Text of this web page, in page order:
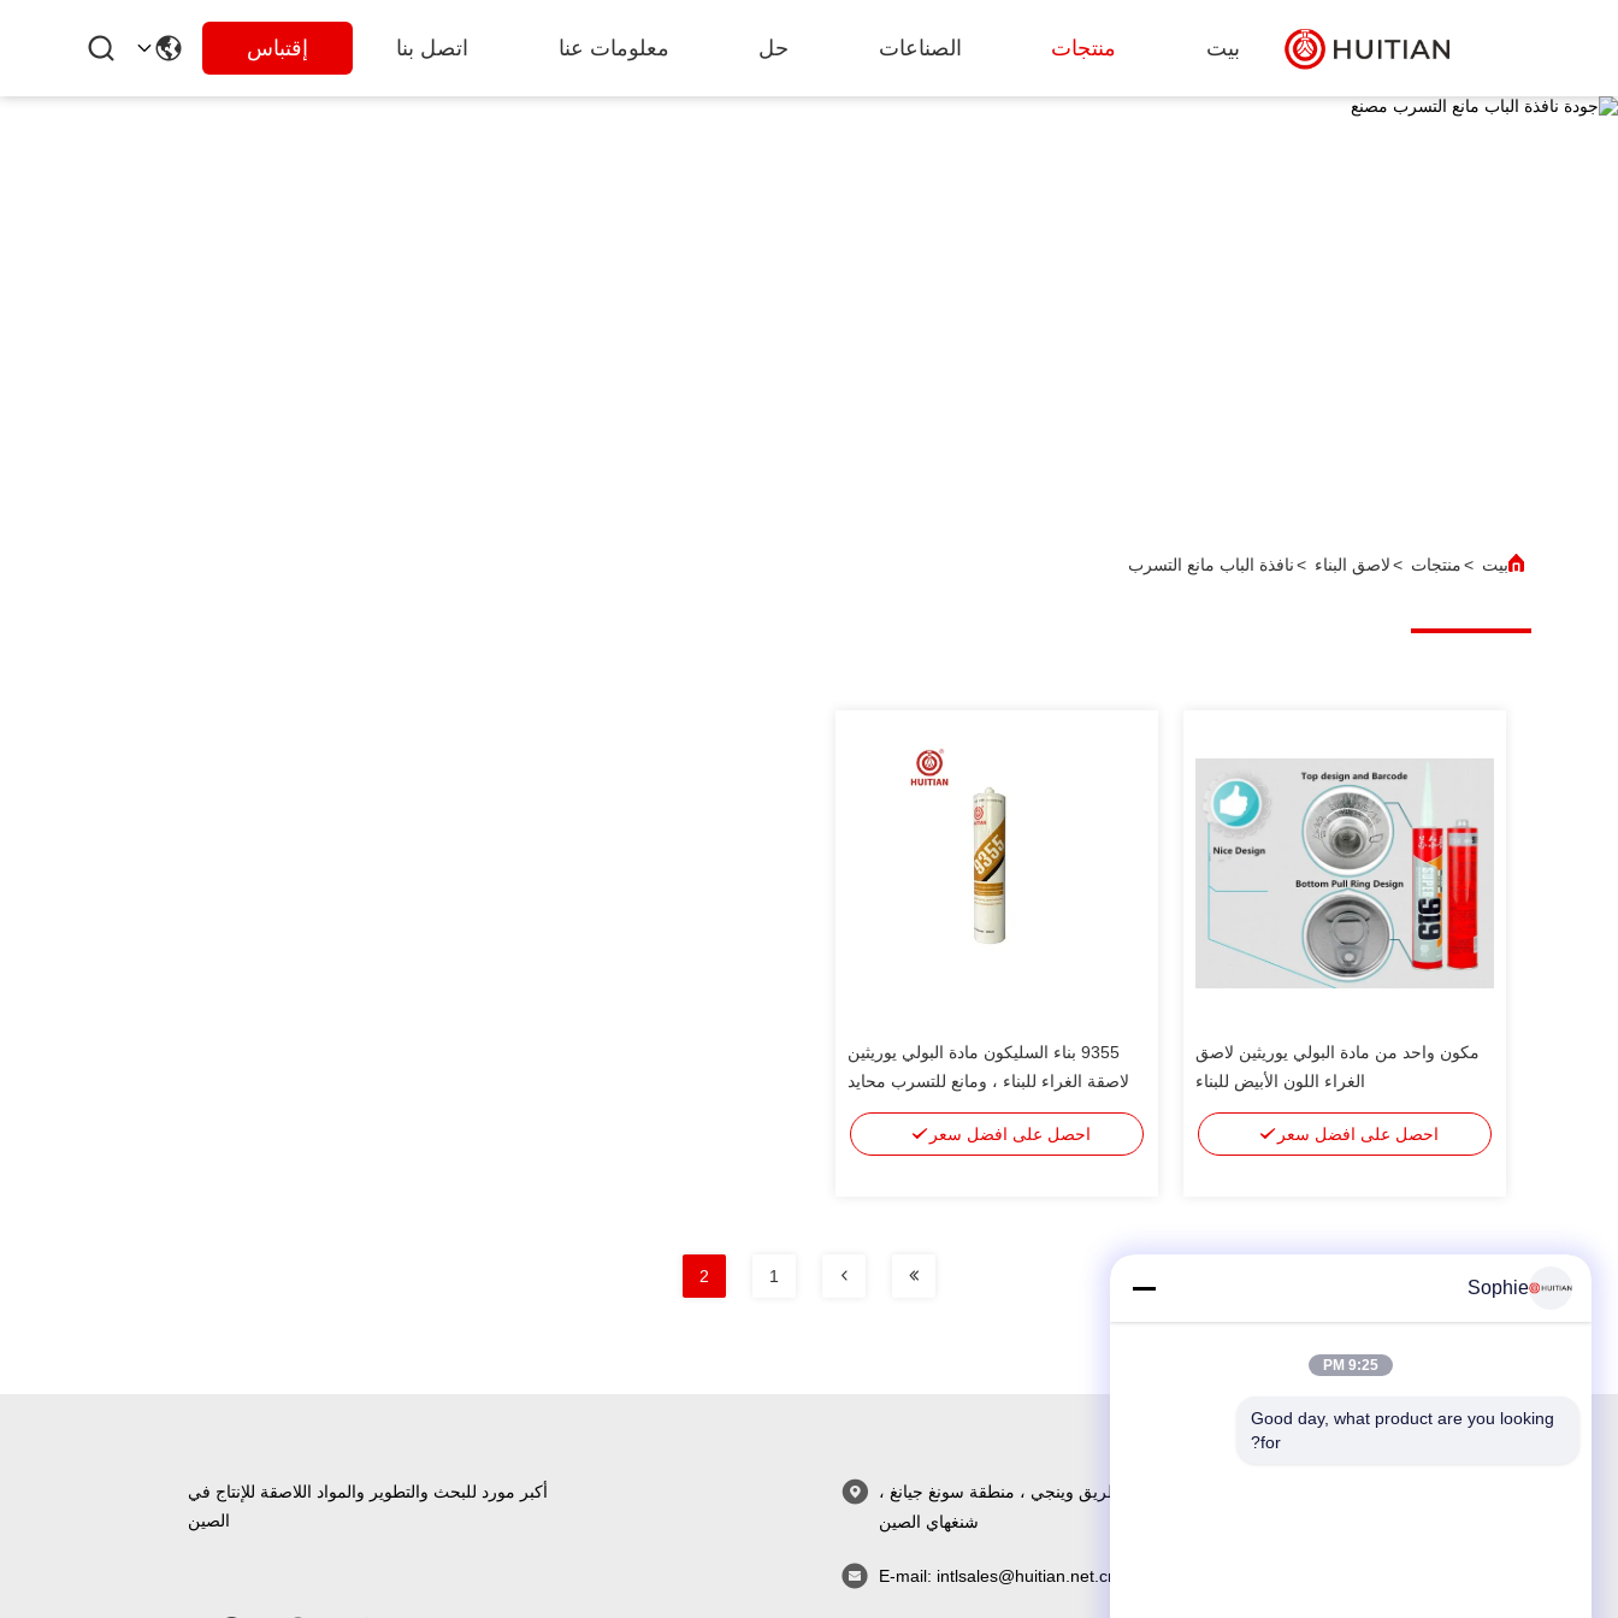
بيت منتجات الصناعات حل معلومات عنا اتصل بنا إقتباس
بيت >منتجات >لاصق البناء >نافذة الباب مانع التسرب
مكون واحد من مادة البولي يوريثين لاصق
الغراء اللون الأبيض للبناء
احصل على افضل سعر
9355 بناء السليكون مادة البولي يوريثين
لاصقة الغراء للبناء ، ومانع للتسرب محايد
احصل على افضل سعر
1
2
رقم 251 ، طريق وينجي ، منطقة سونغ جيانغ ،
شنغهاي الصين
E-mail: intlsales@huitian.net.cn
أكبر مورد للبحث والتطوير والمواد اللاصقة للإنتاج في
الصين
Sophie
9:25 PM
Good day, what product are you looking
for?